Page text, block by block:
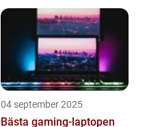
04 september 2025
Bästa gaming-laptopen